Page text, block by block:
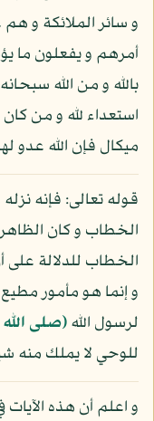
و سائر الملائكة و
أمرهم و يفعلون ما
بالله و من الله
استعداء لله و من
ميكال فإن الله عدو
قوله تعالى: فإنه
الخطاب و كان
الخطاب للدلالة على
و إنما هو مأمور
لرسول الله(صلى
للوحي لا يملك منه
و اعلم أن هذه الآيات